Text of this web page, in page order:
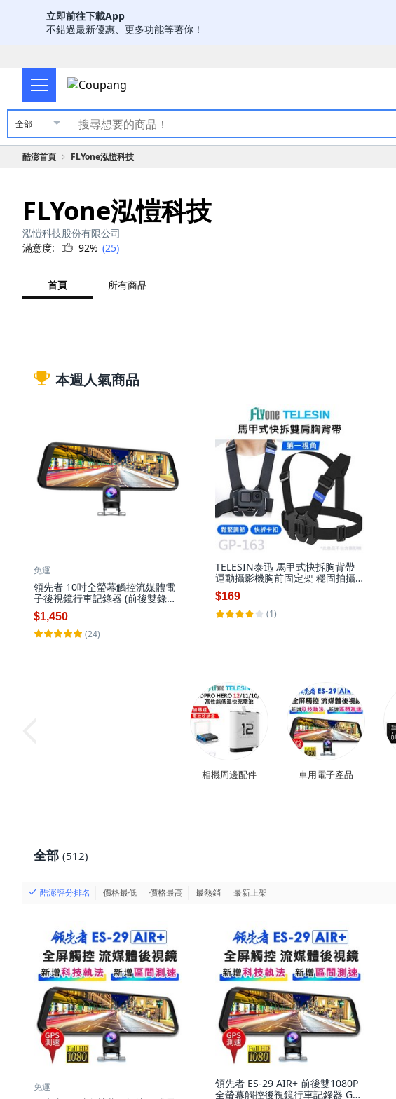
立即前往下載App
不錯過最新優惠、更多功能等著你！
全部
酷澎首頁 FLYone泓愷科技
FLYone泓愷科技
泓愷科技股份有限公司
滿意度:
92% (25)
首頁 所有商品
本週人氣商品
免運
領先者 10吋全螢幕觸控流媒體電
子後視鏡行車記錄器 (前後雙錄
1080P GPS測速選配), ES-29AIR
$1,450
(24)
TELESIN泰迅 馬甲式快拆胸背帶
運動攝影機胸前固定架 穩固拍攝
適用多品牌相機, 詳見包裝, 詳見包
裝
$169
(1)
相機周邊配件 車用電子產品
全部 (512)
酷澎評分排名 價格最低 價格最高 最熱銷 最新上架
免運
領先者 ES-29 AIR+ 前後雙1080P
全螢幕觸控後視鏡行車記錄器 GPS